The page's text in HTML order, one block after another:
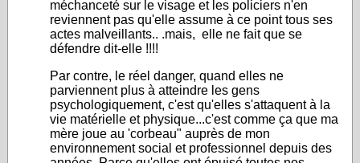
méchanceté sur le visage et les policiers n'en
reviennent pas qu'elle assume à ce point tous ses
actes malveillants.. .mais, elle ne fait que se
défendre dit-elle !!!!
Par contre, le réel danger, quand elles ne
parviennent plus à atteindre les gens
psychologiquement, c'est qu'elles s'attaquent à la
vie matérielle et physique...c'est comme ça que ma
mère joue au 'corbeau" auprès de mon
environnement social et professionnel depuis des